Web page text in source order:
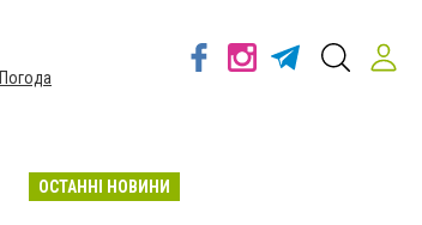
Погода
ОСТАННІ НОВИНИ